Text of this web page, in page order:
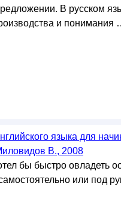
В русском
и понимания
языка для
В., 2008
бы быстро овладеть
или под